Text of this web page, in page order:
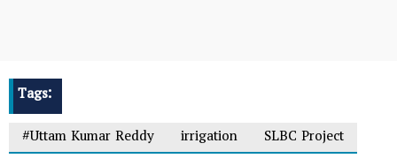
Tags:
#Uttam Kumar Reddy
irrigation SLBC Project